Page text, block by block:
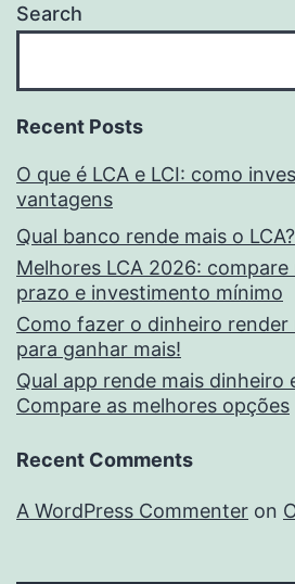
Search
Recent Posts
O que é LCA e LCI: como
vantagens
Qual banco rende mais o LCA?
Melhores LCA 2026:
prazo e investimento mínimo
Como fazer o dinheiro render
para ganhar mais!
Qual app rende mais dinheiro
Compare as melhores opções
Recent Comments
A WordPress Commenter on